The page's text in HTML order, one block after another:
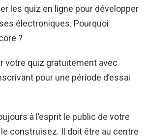
les quiz en ligne pour développer
électroniques. Pourquoi
?
votre quiz gratuitement avec
pour une période d’essai
à l’esprit le public de votre
construisez. Il doit être au centre